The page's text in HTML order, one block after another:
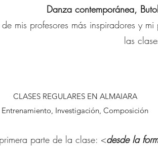
Danza contemporánea,
de mis profesores más inspiradores y
las
CLASES REGULARES EN ALMAIARA
Entrenamiento, Investigación, Composición
parte de la clase: <desde la